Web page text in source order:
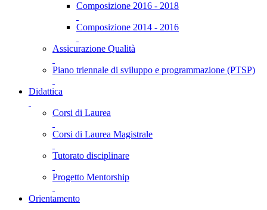
Composizione 2016 - 2018
Composizione 2014 - 2016
Assicurazione Qualità
Piano triennale di sviluppo e programmazione (PTSP)
Didattica
Corsi di Laurea
Corsi di Laurea Magistrale
Tutorato disciplinare
Progetto Mentorship
Orientamento